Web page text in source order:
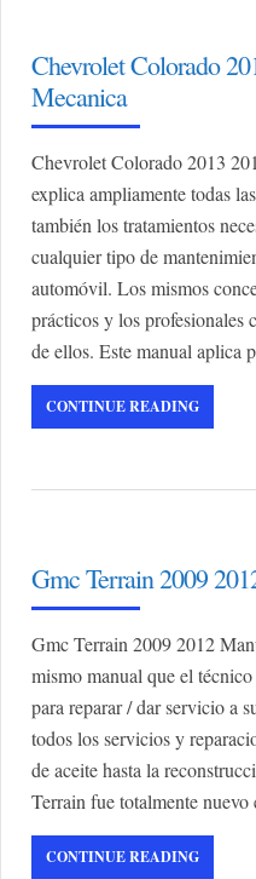
Chevrolet Colorado
Mecanica
Chevrolet Colorado 2013
explica ampliamente todas
también los tratamientos
cualquier tipo de
automóvil. Los mismos
prácticos y los profesionales
de ellos. Este manual
CONTINUE READING
Gmc Terrain 2009
Gmc Terrain 2009 2012
mismo manual que el
para reparar / dar servicio a
todos los servicios y
de aceite hasta la
Terrain fue totalmente
CONTINUE READING